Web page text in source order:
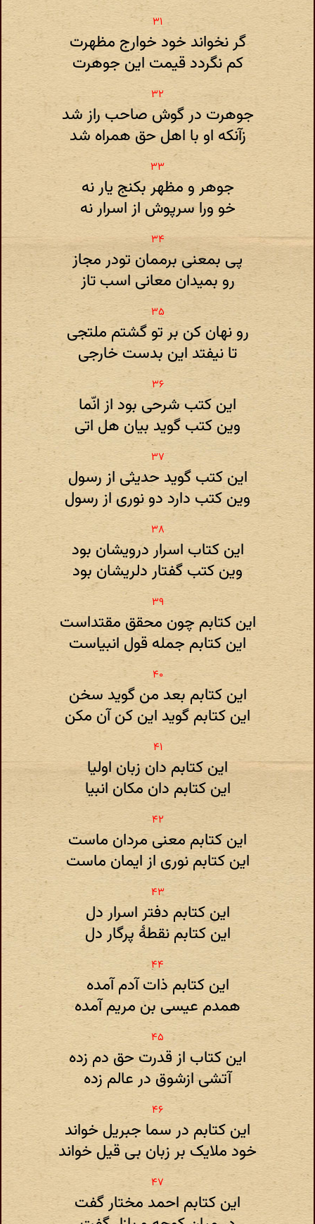
گر نخواند خود خوارج مظهرت
کم نگردد قیمت این جوهرت
جوهرت در گوش صاحب راز شد
زآنکه او با اهل حق همراه شد
جوهر و مظهر بکنج یار نه
خو ورا سرپوش از اسرار نه
پی بمعنی برممان تودر مجاز
رو بمیدان معانی اسب تاز
رو نهان کن بر تو گشتم ملتجی
تا نیفتد این بدست خارجی
این کتب شرحی بود از انّما
وین کتب گوید بیان هل اتی
این کتب گوید حدیثی از رسول
وین کتب دارد دو نوری از رسول
این کتاب اسرار درویشان بود
وین کتب گفتار دلریشان بود
این کتابم چون محقق مقتداست
این کتابم جمله قول انبیاست
این کتابم بعد من گوید سخن
این کتابم گوید این کن آن مکن
این کتابم دان زبان اولیا
این کتابم دان مکان انبیا
این کتابم معنی مردان ماست
این کتابم نوری از ایمان ماست
این کتابم دفتر اسرار دل
این کتابم نقطهٔ پرگار دل
این کتابم ذات آدم آمده
همدم عیسی بن مریم آمده
این کتاب از قدرت حق دم زده
آتشی ازشوق در عالم زده
این کتابم در سما جبریل خواند
خود ملایک بر زبان بی قیل خواند
این کتابم احمد مختار گفت